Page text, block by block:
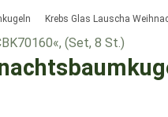
Krebs Glas Lauscha